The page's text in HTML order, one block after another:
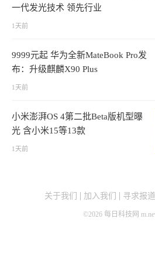
一代发光技术 领先行业
1天前
9999元起 华为全新MateBook Pro发
布：升级麒麟X90 Plus
1天前
小米澎湃OS 4第二批Beta版机型曝
光 含小米15等13款
1天前
关于我们 加入我们 寻求报道
©2026 每日科技网